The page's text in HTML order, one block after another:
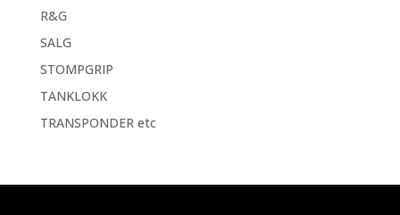
R&G
SALG
STOMPGRIP
TANKLOKK
TRANSPONDER etc